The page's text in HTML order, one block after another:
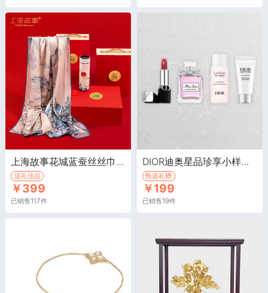
上海故事花城蓝蚕丝丝巾+保温杯礼盒·100%桑蚕丝+数显保温杯
送礼佳品
￥399
已销售117件
DIOR迪奥星品珍享小样套装·礼盒内含4款星品珍享护肤品
甄选礼赠
￥199
已销售19件